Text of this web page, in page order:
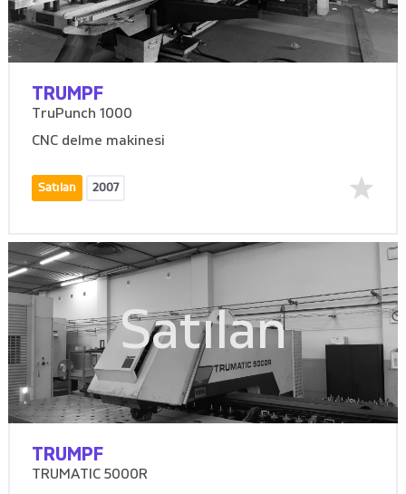
TRUMPF
TruPunch 1000
CNC delme makinesi
Satılan 2007
Satılan
TRUMPF
TRUMATIC 5000R